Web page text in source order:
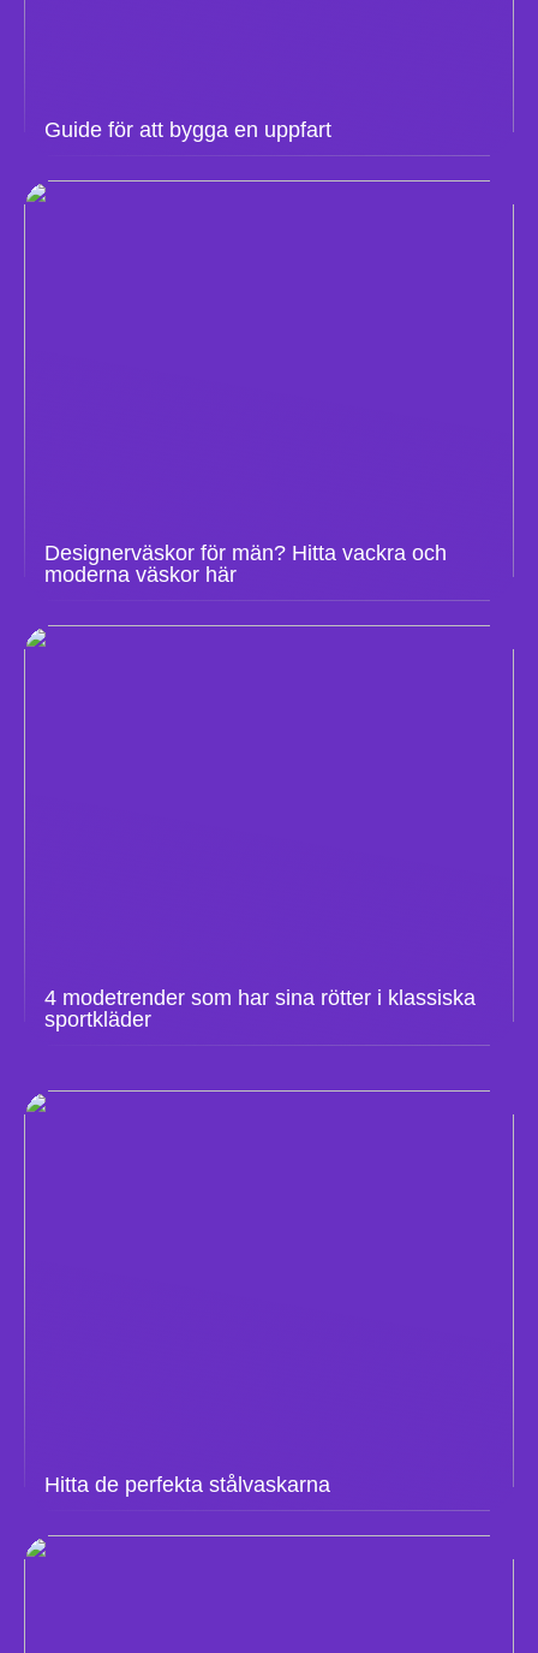
Guide för att bygga en uppfart
Designerväskor för män? Hitta vackra och
moderna väskor här
4 modetrender som har sina rötter i klassiska
sportkläder
Hitta de perfekta stålvaskarna